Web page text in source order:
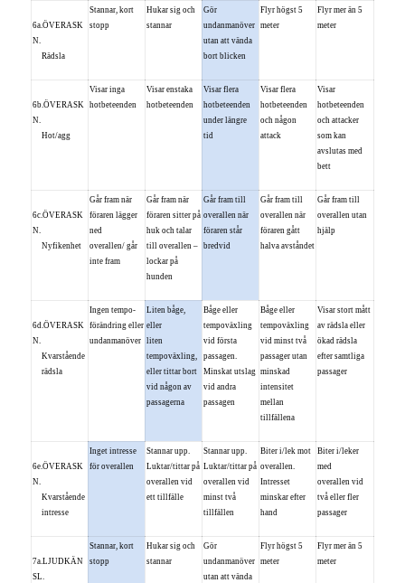
6a.ÖVERASK
N.
Rädsla
Stannar, kort
stopp
Hukar sig och
stannar
Gör
undanmanöver
utan att vända
bort blicken
Flyr högst 5
meter
Flyr mer än 5
meter
6b.ÖVERASK
N.
Hot/agg
Visar inga
hotbeteenden
Visar enstaka
hotbeteenden
Visar flera
hotbeteenden
under längre
tid
Visar flera
hotbeteenden
och någon
attack
Visar
hotbeteenden
och attacker
som kan
avslutas med
bett
6c.ÖVERASK
N.
Nyfikenhet
Går fram när
föraren lägger
ned
overallen/ går
inte fram
Går fram när
föraren sitter på
huk och talar
till overallen –
lockar på
hunden
Går fram till
overallen när
föraren står
bredvid
Går fram till
overallen när
föraren gått
halva avståndet
Går fram till
overallen utan
hjälp
6d.ÖVERASK
N.
Kvarstående
rädsla
Ingen tempo-
förändring eller
undanmanöver
Liten båge,
eller
liten
tempoväxling,
eller tittar bort
vid någon av
passagerna
Båge eller
tempoväxling
vid första
passagen.
Minskat utslag
vid andra
passagen
Båge eller
tempoväxling
vid minst två
passager utan
minskad
intensitet
mellan
tillfällena
Visar stort mått
av rädsla eller
ökad rädsla
efter samtliga
passager
6e.ÖVERASK
N.
Kvarstående
intresse
Inget intresse
för overallen
Stannar upp.
Luktar/tittar på
overallen vid
ett tillfälle
Stannar upp.
Luktar/tittar på
overallen vid
minst två
tillfällen
Biter i/lek mot
overallen.
Intresset
minskar efter
hand
Biter i/leker
med
overallen vid
två eller fler
passager
7a.LJUDKÄN
SL.
Stannar, kort
stopp
Hukar sig och
stannar
Gör
undanmanöver
utan att vända
Flyr högst 5
meter
Flyr mer än 5
meter